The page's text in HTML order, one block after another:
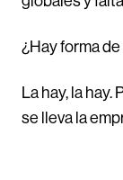
¿Hay forma
La hay, la
se lleva la